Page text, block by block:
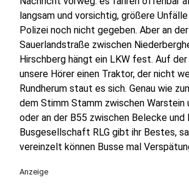
langsam und vorsichtig, größere
Polizei noch nicht gegeben. Aber an der
Sauerlandstraße zwischen
Hirschberg hängt ein LKW fest. Auf
unsere Hörer einen Traktor, der nicht
Rundherum staut es sich. Genau wie
dem Stimm Stamm zwischen Warstein
oder an der B55 zwischen Belecke und
Busgesellschaft RLG gibt ihr Bestes,
vereinzelt können Busse mal
Anzeige